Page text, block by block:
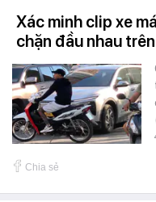
Xác minh clip xe
chặn đầu nhau
Chia sẻ